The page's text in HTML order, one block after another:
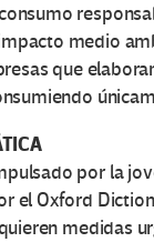
medio
que
por la
el Oxford
medidas